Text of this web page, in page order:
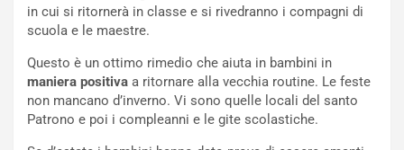
in cui si ritornerà in classe e si rivedranno i compagni di
scuola e le maestre.
Questo è un ottimo rimedio che aiuta in bambini in
maniera positiva a ritornare alla vecchia routine. Le feste
non mancano d’inverno. Vi sono quelle locali del santo
Patrono e poi i compleanni e le gite scolastiche.